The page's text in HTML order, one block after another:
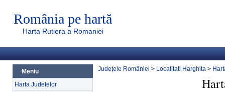
România pe hartă
Harta Rutiera a Romaniei
Meniu
Harta Judetelor
Județele României > Localitati Harghita >